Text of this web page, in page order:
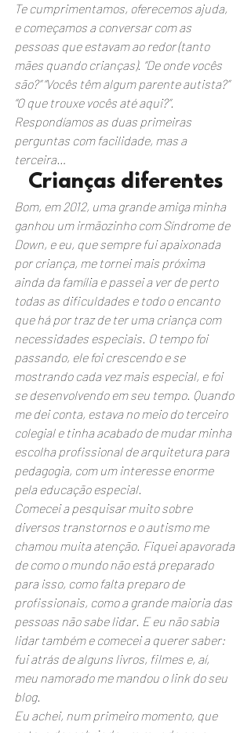
Te cumprimentamos, oferecemos ajuda,
e começamos a conversar com as
pessoas que estavam ao redor (tanto
mães quando crianças). “De onde vocês
são?” “Vocês têm algum parente autista?”
“O que trouxe vocês até aqui?”.
Respondíamos as duas primeiras
perguntas com facilidade, mas a
terceira…
Crianças diferentes
Bom, em 2012, uma grande amiga minha
ganhou um irmãozinho com Síndrome de
Down, e eu, que sempre fui apaixonada
por criança, me tornei mais próxima
ainda da família e passei a ver de perto
todas as dificuldades e todo o encanto
que há por traz de ter uma criança com
necessidades especiais. O tempo foi
passando, ele foi crescendo e se
mostrando cada vez mais especial, e foi
se desenvolvendo em seu tempo. Quando
me dei conta, estava no meio do terceiro
colegial e tinha acabado de mudar minha
escolha profissional de arquitetura para
pedagogia, com um interesse enorme
pela educação especial.
Comecei a pesquisar muito sobre
diversos transtornos e o autismo me
chamou muita atenção. Fiquei apavorada
de como o mundo não está preparado
para isso, como falta preparo de
profissionais, como a grande maioria das
pessoas não sabe lidar. E eu não sabia
lidar também e comecei a querer saber:
fui atrás de alguns livros, filmes e, aí,
meu namorado me mandou o link do seu
blog.
Eu achei, num primeiro momento, que